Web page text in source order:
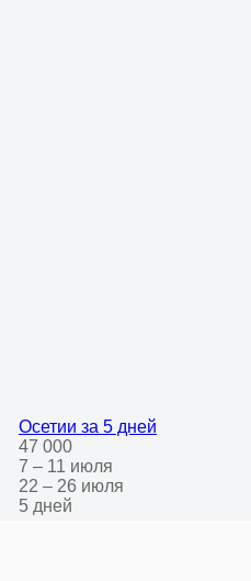
Осетии за 5 дней
47 000
7 – 11 июля
22 – 26 июля
5 дней